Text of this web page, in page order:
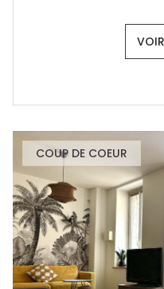
COUP DE COEUR